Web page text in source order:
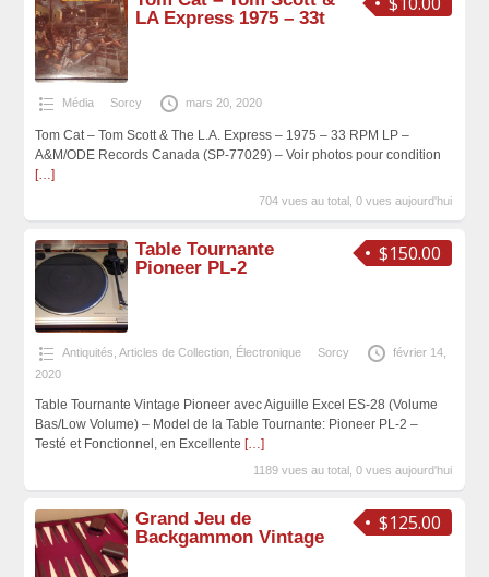
LA Express 1975 – 33t
Média Sorcy mars 20, 2020
Tom Cat – Tom Scott & The L.A. Express – 1975 – 33 RPM LP –
A&M/ODE Records Canada (SP-77029) – Voir photos pour condition
[…]
704 vues au total, 0 vues aujourd'hui
$150.00
Table Tournante
Pioneer PL-2
Antiquités, Articles de Collection, Électronique Sorcy
février 14,
2020
Table Tournante Vintage Pioneer avec Aiguille Excel ES-28 (Volume
Bas/Low Volume) – Model de la Table Tournante: Pioneer PL-2 –
Testé et Fonctionnel, en Excellente […]
1189 vues au total, 0 vues aujourd'hui
$125.00
Grand Jeu de
Backgammon Vintage